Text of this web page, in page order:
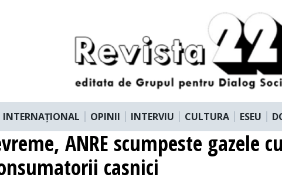
INTERNAȚIONAL OPINII INTERVIU CULTURA ESEU
ANRE scumpeste gazele cu
casnici